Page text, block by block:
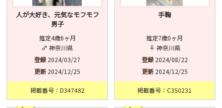
人が大好き、元気なモフモフ
男子
推定4歳6ヶ月
♂ 神奈川県
登録 2024/03/27
更新 2024/12/25
掲載番号：D347482
手鞠
推定7歳0ヶ月
♀ 神奈川県
登録2024/08/22
更新2024/12/25
掲載番号：C350231